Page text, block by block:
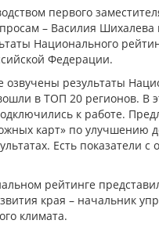
первого
– Василия Шихалева
Национального
Федерации.
результаты
в ТОП 20 регионов. В
к работе.
карт» по улучшению
Есть показатели с
рейтинге
края – начальник
климата.